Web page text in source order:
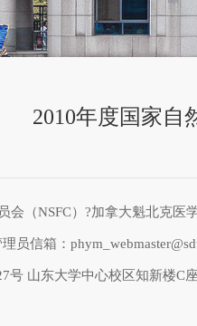
2010年度国家自
会（NSFC）?加拿大魁北克医
员信箱：
号 山东大学中心校区知新楼C